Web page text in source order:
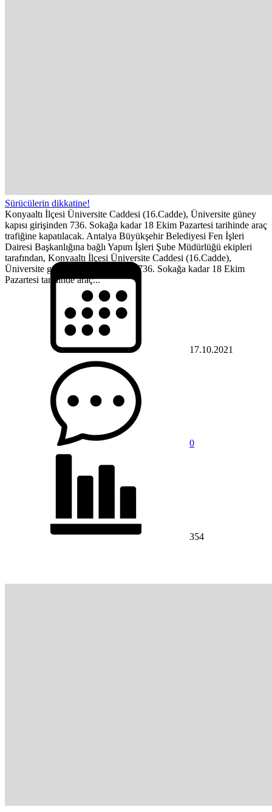
Sürücülerin dikkatine!
Konyaaltı İlçesi Üniversite Caddesi (16.Cadde), Üniversite güney
kapısı girişinden 736. Sokağa kadar 18 Ekim Pazartesi tarihinde araç
trafiğine kapatılacak. Antalya Büyükşehir Belediyesi Fen İşleri
Dairesi Başkanlığına bağlı Yapım İşleri Şube Müdürlüğü ekipleri
tarafından, Konyaaltı İlçesi Üniversite Caddesi (16.Cadde),
Üniversite güney kapısı girişinden 736. Sokağa kadar 18 Ekim
Pazartesi tarihinde araç...
17.10.2021
0
354